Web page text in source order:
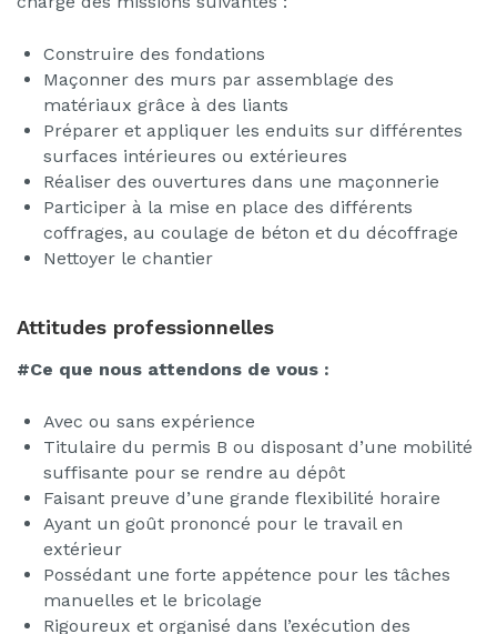
Construire des fondations
Maçonner des murs par assemblage des
matériaux grâce à des liants
Préparer et appliquer les enduits sur différentes
surfaces intérieures ou extérieures
Réaliser des ouvertures dans une maçonnerie
Participer à la mise en place des différents
coffrages, au coulage de béton et du décoffrage
Nettoyer le chantier
Attitudes professionnelles
#Ce que nous attendons de vous :
Avec ou sans expérience
Titulaire du permis B ou disposant d’une mobilité
suffisante pour se rendre au dépôt
Faisant preuve d’une grande flexibilité horaire
Ayant un goût prononcé pour le travail en
extérieur
Possédant une forte appétence pour les tâches
manuelles et le bricolage
Rigoureux et organisé dans l’exécution des